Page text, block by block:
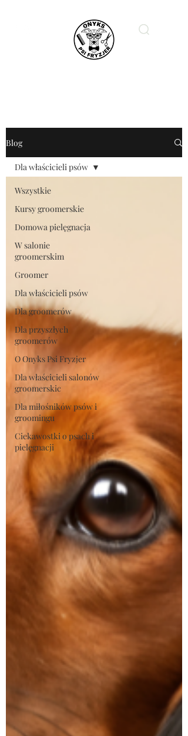
Blog
Wszystkie
Kursy groomerskie
Domowa pielęgnacja
W salonie
groomerskim
Groomer
Dla właścicieli psów
Dla groomerów
Dla przyszłych
groomerów
O Onyks Psi Fryzjer
Dla właścicieli salonów
groomerskic
Dla miłośników psów i
groomingu
Ciekawostki o psach i
pielęgnacji
Dla właścicieli psów